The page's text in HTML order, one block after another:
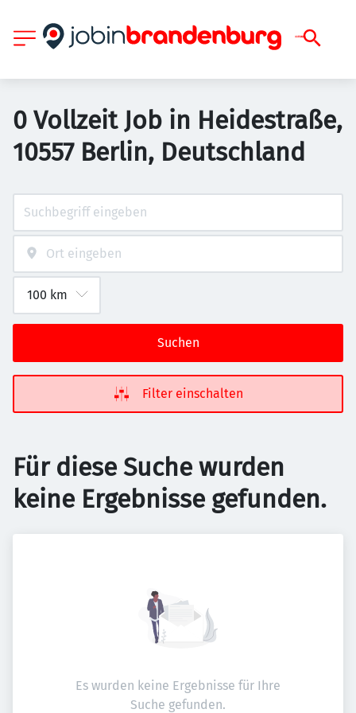
0 Vollzeit Job in Heidestraße,
10557 Berlin, Deutschland
Suchen
Filter einschalten
Für diese Suche wurden
keine Ergebnisse gefunden.
Es wurden keine Ergebnisse für Ihre
Suche gefunden.